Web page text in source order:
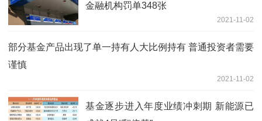
金融机构罚单348张
2021-11-02
部分基金产品出现了单一持有人大比例持有 普通投资者需要
谨慎
2021-11-02
基金逐步进入年度业绩冲刺期 新能源已